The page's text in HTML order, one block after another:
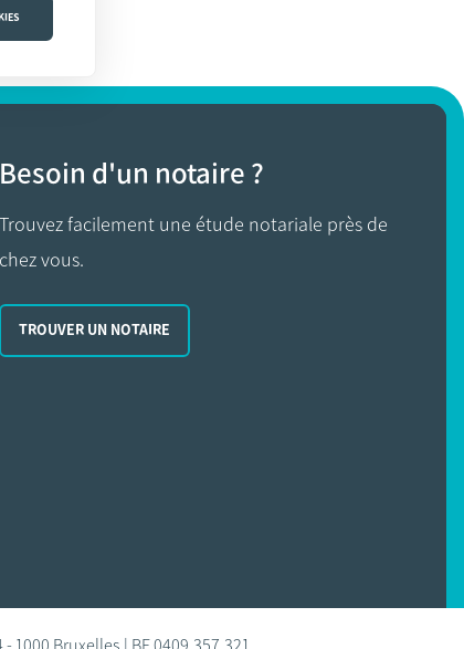
Besoin d'un notaire ?
Trouvez facilement une étude notariale près de
chez vous.
TROUVER UN NOTAIRE